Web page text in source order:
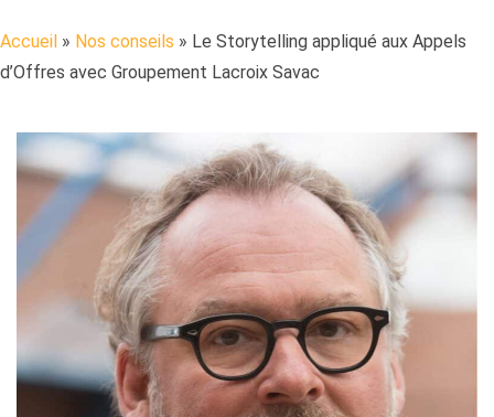
Accueil » Nos conseils » Le Storytelling appliqué aux Appels
d’Offres avec Groupement Lacroix Savac